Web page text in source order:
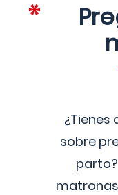
¿Tienes
sobre